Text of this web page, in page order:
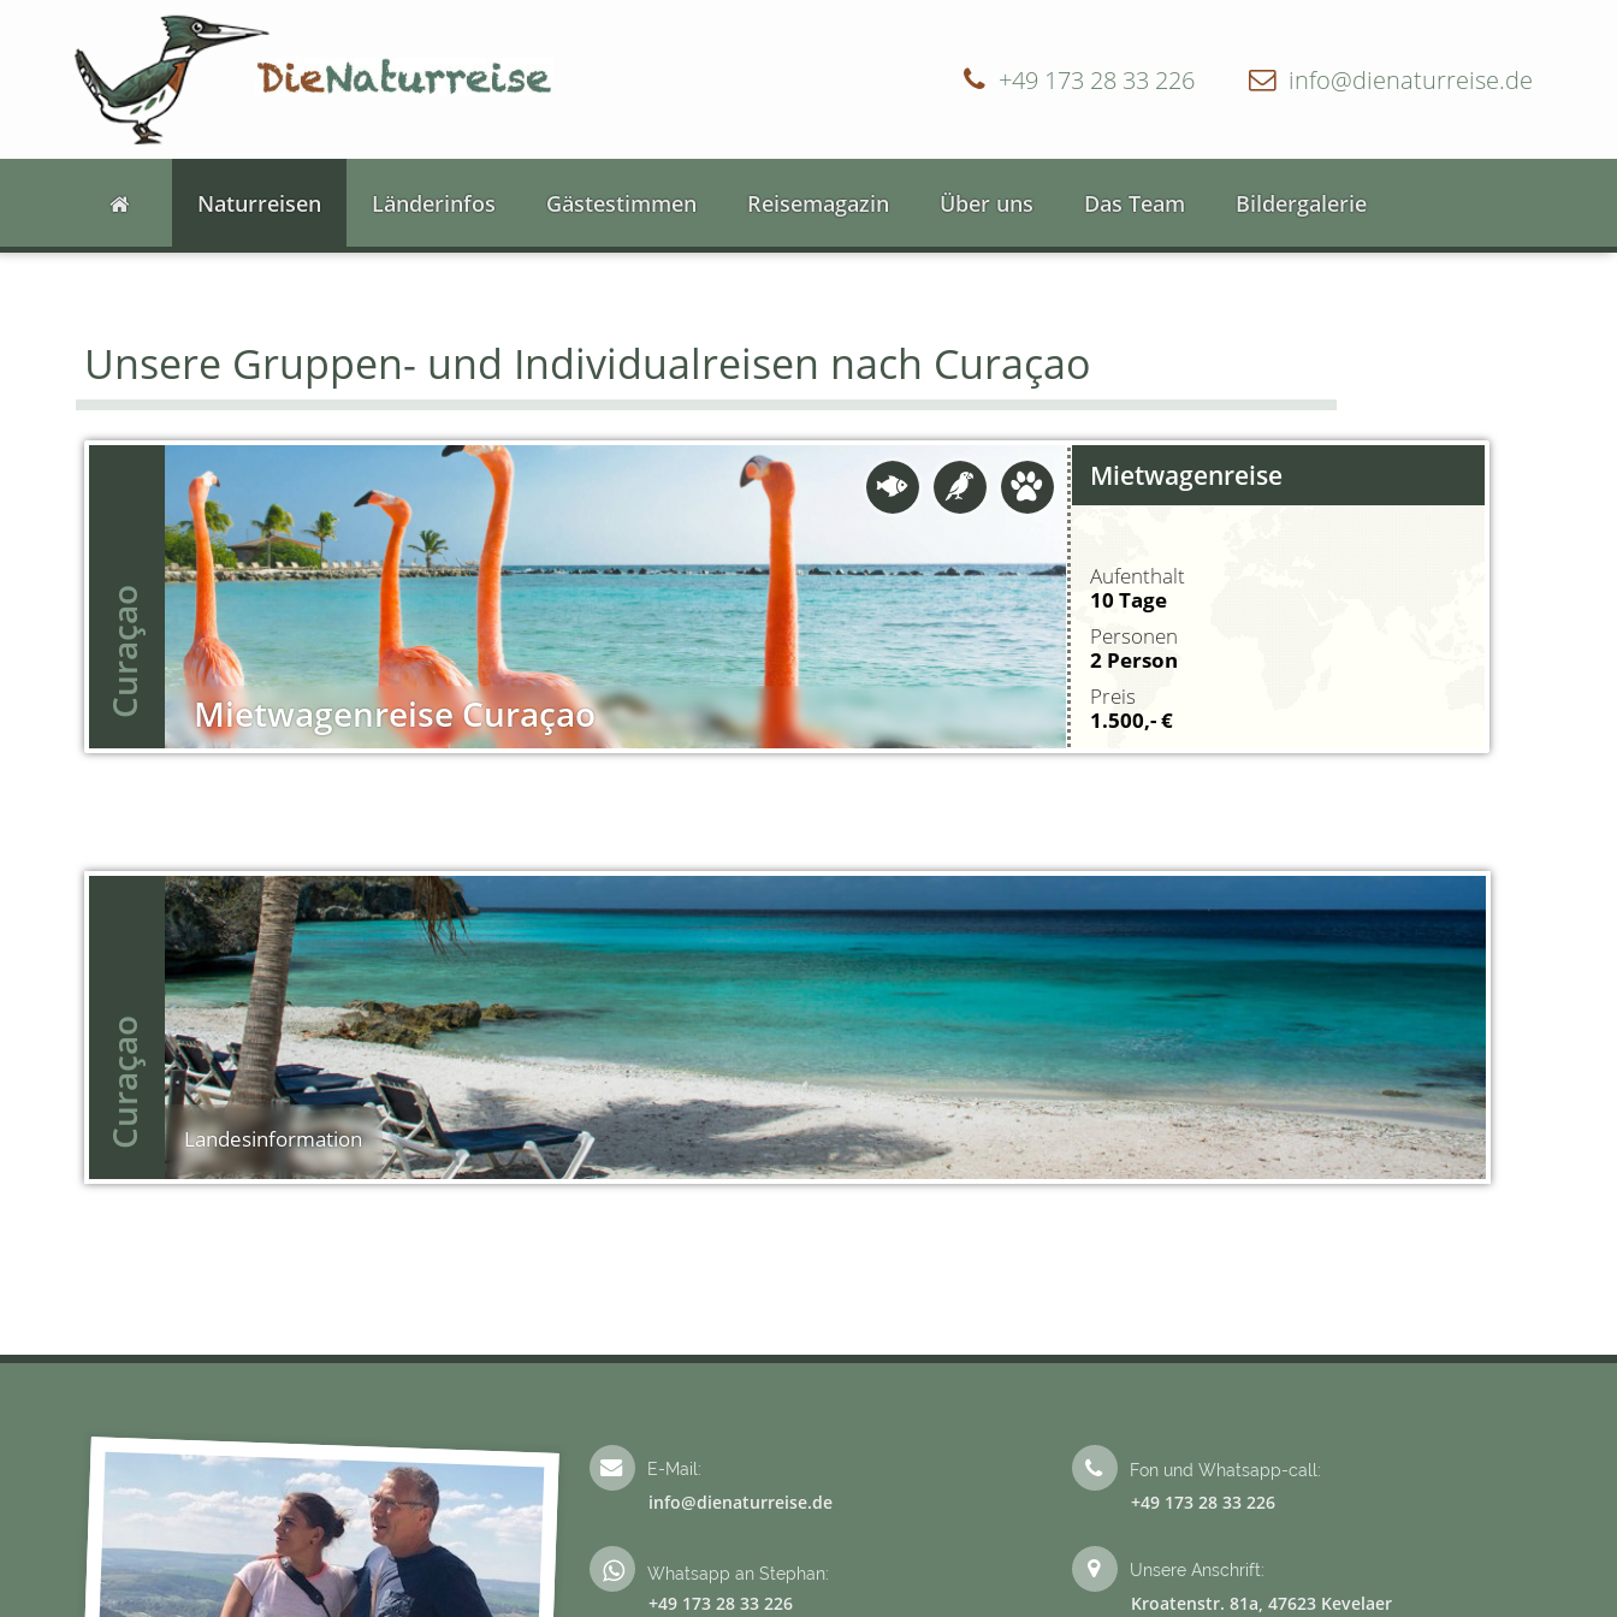
info@dienaturreise.de
+49 173 28 33 226
Naturreisen Länderinfos Gästestimmen Reisemagazin Über uns Das Team Bildergalerie
Unsere Gruppen- und Individualreisen nach Curaçao
Sie suchen einen Ort, wo Strandurlaub und Naturerlebnis perfekt harmonieren? Im
Korallenriff schnorcheln, im Nationalpark wandern & Willemstad besichtigen.
Mietwagenreise
Aufenthalt
10 Tage
Personen
2 Person
Preis
1.500,- €
Mietwagenreise Curaçao
Curaçao
Curaçao Landes­information
Fon und Whatsapp-call:
+49 173 28 33 226
Unsere Anschrift:
Kroatenstr. 81a, 47623 Kevelaer
E-Mail:
info@dienaturreise.de
Whatsapp an Stephan:
+49 173 28 33 226